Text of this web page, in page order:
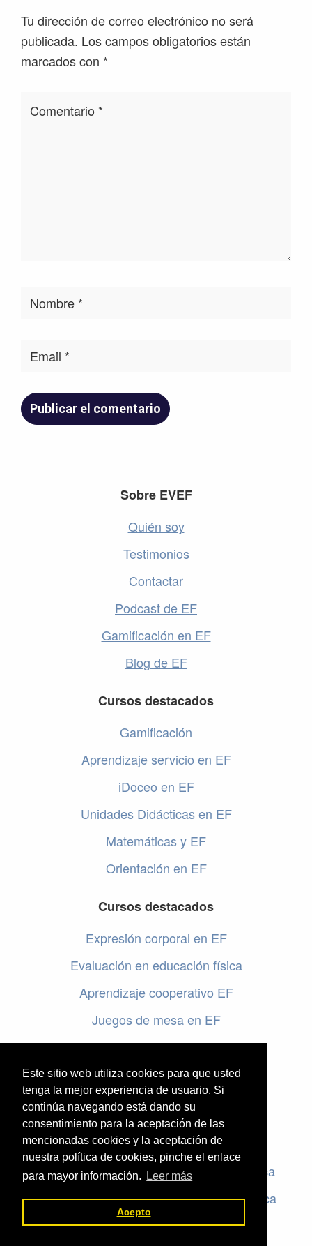
Este sitio web utiliza cookies para que usted
tenga la mejor experiencia de usuario. Si
continúa navegando está dando su
consentimiento para la aceptación de las
mencionadas cookies y la aceptación de
nuestra política de cookies, pinche el enlace
para mayor información.
Leer más
Acepto
Tu dirección de correo electrónico no será
publicada. Los campos obligatorios están
marcados con *
Sobre EVEF
Quién soy
Testimonios
Contactar
Podcast de EF
Gamificación en EF
Blog de EF
Cursos destacados
Gamificación
Aprendizaje servicio en EF
iDoceo en EF
Unidades Didácticas en EF
Matemáticas y EF
Orientación en EF
Cursos destacados
Expresión corporal en EF
Evaluación en educación física
Aprendizaje cooperativo EF
Juegos de mesa en EF
Programar en EF
Cursos online de educación física
Artículos destacados
Evaluación en educación física
Criterios de evaluación en educación física
Rúbricas de evaluación en educación física